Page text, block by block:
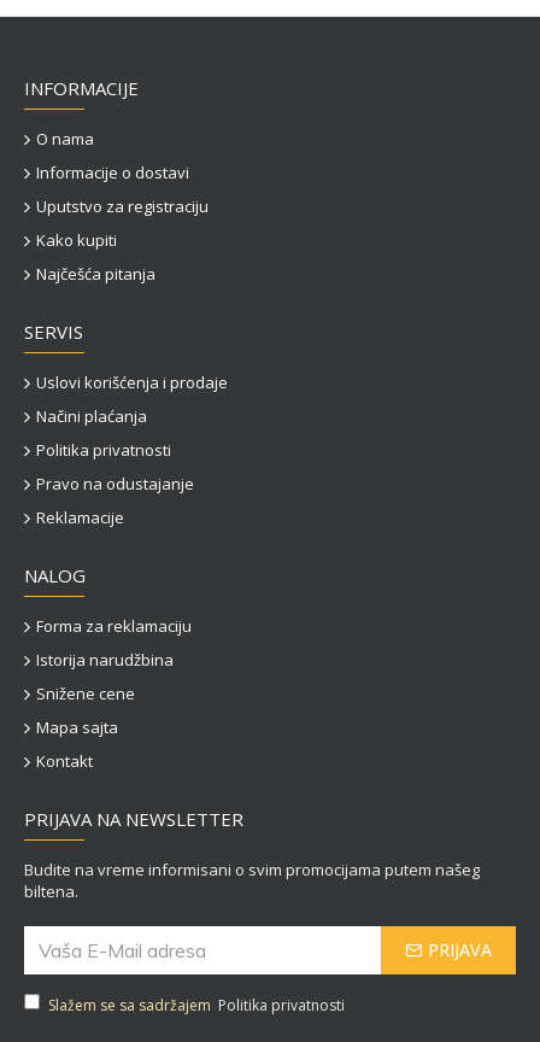
INFORMACIJE
O nama
Informacije o dostavi
Uputstvo za registraciju
Kako kupiti
Najčešća pitanja
SERVIS
Uslovi korišćenja i prodaje
Načini plaćanja
Politika privatnosti
Pravo na odustajanje
Reklamacije
NALOG
Forma za reklamaciju
Istorija narudžbina
Snižene cene
Mapa sajta
Kontakt
PRIJAVA NA NEWSLETTER
Budite na vreme informisani o svim promocijama putem našeg
biltena.
PRIJAVA
Slažem se sa sadržajem Politika privatnosti